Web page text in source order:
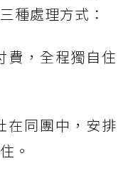
種處理方式：
費，全程獨自住
在同團中，安排
。